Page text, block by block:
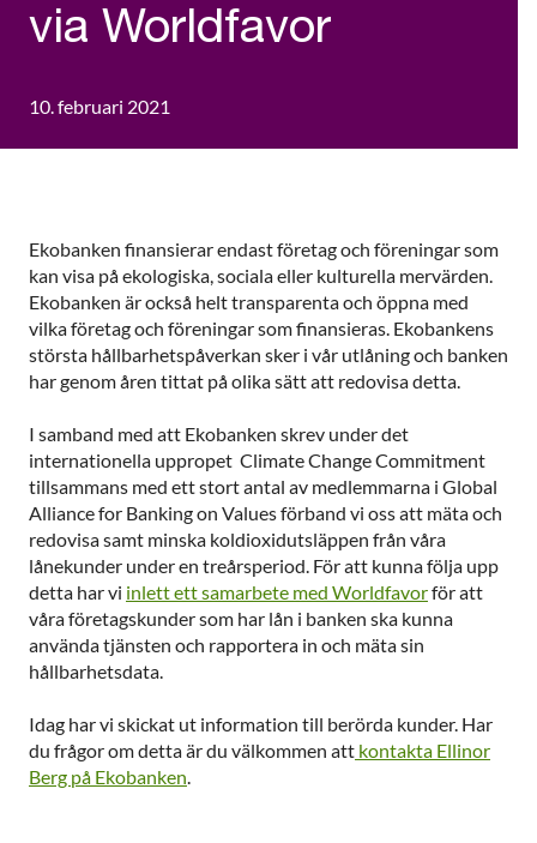
via Worldfavor
10. februari 2021
Ekobanken finansierar endast företag och föreningar som
kan visa på ekologiska, sociala eller kulturella mervärden.
Ekobanken är också helt transparenta och öppna med
vilka företag och föreningar som finansieras. Ekobankens
största hållbarhetspåverkan sker i vår utlåning och banken
har genom åren tittat på olika sätt att redovisa detta.
I samband med att Ekobanken skrev under det
internationella uppropet Climate Change Commitment
tillsammans med ett stort antal av medlemmarna i Global
Alliance for Banking on Values förband vi oss att mäta och
redovisa samt minska koldioxidutsläppen från våra
lånekunder under en treårsperiod. För att kunna följa upp
detta har vi inlett ett samarbete med Worldfavorför att
våra företagskunder som har lån i banken ska kunna
använda tjänsten och rapportera in och mäta sin
hållbarhetsdata.
Idag har vi skickat ut information till berörda kunder. Har
du frågor om detta är du välkommen att kontakta Ellinor
Berg på Ekobanken.